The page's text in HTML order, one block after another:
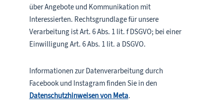
über Angebote und Kommunikation mit
Interessierten. Rechtsgrundlage für unsere
Verarbeitung ist Art. 6 Abs. 1 lit. f DSGVO; bei einer
Einwilligung Art. 6 Abs. 1 lit. a DSGVO.
Informationen zur Datenverarbeitung durch
Facebook und Instagram finden Sie in den
Datenschutzhinweisen von Meta.